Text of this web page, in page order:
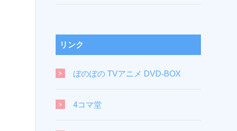
リンク
ぼのぼの TVアニメ DVD-BOX
4コマ堂